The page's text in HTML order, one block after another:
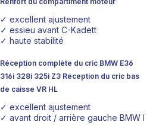
✓ excellent ajustement
✓ essieu avant C-Kadett
✓ haute stabilité
Réception complète du cric BMW E36
316i 328i 325i Z3 Réception du cric bas
de caisse VR HL
✓ excellent ajustement
✓ avant droit / arrière gauche BMW